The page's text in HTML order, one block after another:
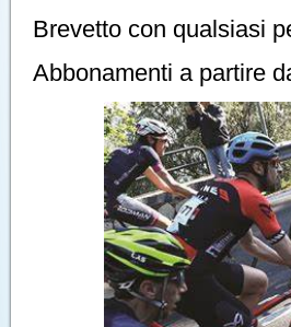
Brevetto con qualsiasi
Abbonamenti a partire